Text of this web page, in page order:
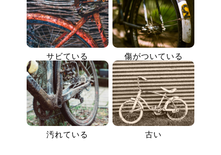
サビている 傷がついている
汚れている 古い